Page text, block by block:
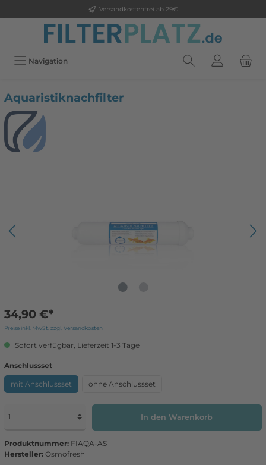
Versandkostenfrei ab 29€
Navigation
Aquaristiknachfilter
34,90 €*
Preise inkl. MwSt. zzgl. Versandkosten
Sofort verfügbar, Lieferzeit 1-3 Tage
Anschlussset
mit Anschlussset ohne Anschlussset
In den Warenkorb
Produktnummer: FIAQA-AS
Hersteller: Osmofresh